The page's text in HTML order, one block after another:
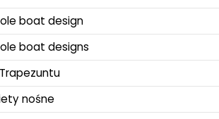
boat design
boat designs
nośne